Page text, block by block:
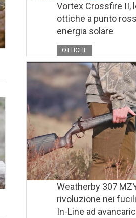
Vortex Crossfire II,
ottiche a punto
energia solare
OTTICHE
Weatherby 307
rivoluzione nei
In-Line ad